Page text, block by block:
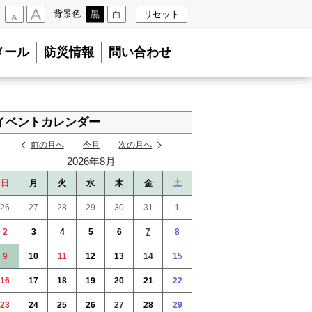
背景色 黒 白 リセット
ール 防災情報 問い合わせ
ベントカレンダー
前の月へ 今月 次の月へ
2026年8月
日 月 火 水 木 金 土
26 27 28 29 30 31 1
2 3 4 5 6 7 8
9 10 11 12 13 14 15
16 17 18 19 20 21 22
23 24 25 26 27 28 29